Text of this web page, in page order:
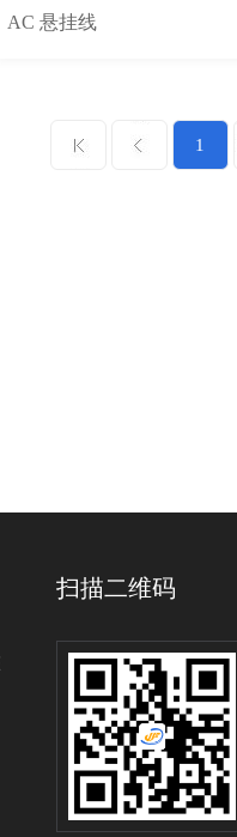
AC 悬挂线
1
扫描二维码